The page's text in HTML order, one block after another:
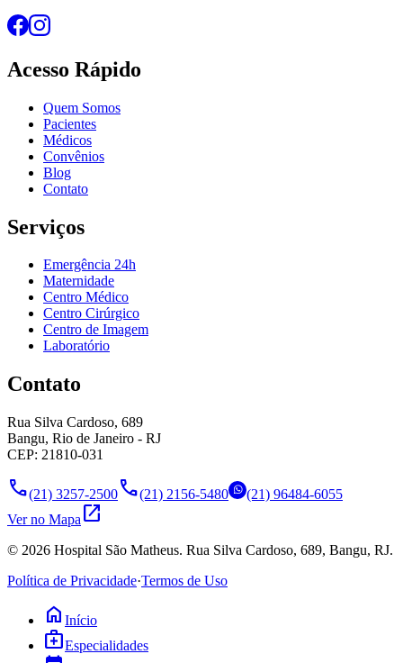
Acesso Rápido
Quem Somos
Pacientes
Médicos
Convênios
Blog
Contato
Serviços
Emergência 24h
Maternidade
Centro Médico
Centro Cirúrgico
Centro de Imagem
Laboratório
Contato
Rua Silva Cardoso, 689
Bangu, Rio de Janeiro - RJ
CEP: 21810-031
call(21) 3257-2500call(21) 2156-5480
(21) 96484-6055
Ver no Mapa open_in_new
© 2026 Hospital São Matheus. Rua Silva Cardoso, 689, Bangu, RJ.
Política de Privacidade·Termos de Uso
home Início
medical_servicesEspecialidades